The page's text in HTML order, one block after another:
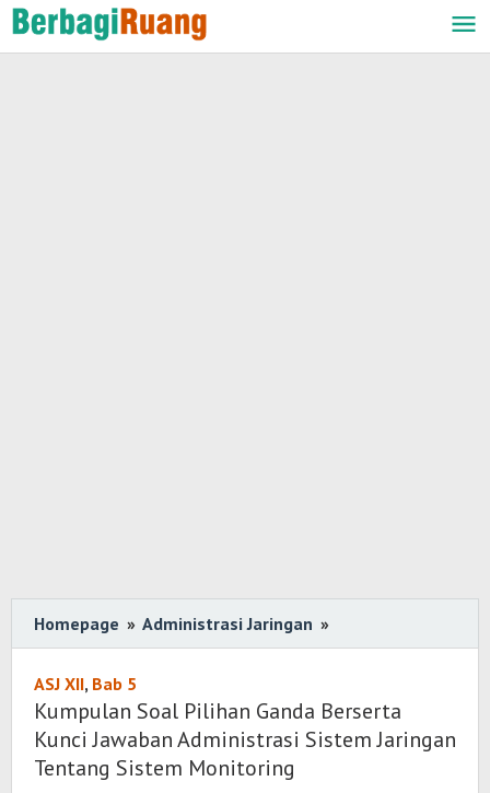
Lewati
ke
Homepage » Administrasi Jaringan »
Soal
Ganda
Berserta
ASJ XII, Bab 5
Kumpulan Soal Pilihan Ganda Berserta
Kunci Jawaban Administrasi Sistem Jaringan
Tentang Sistem Monitoring